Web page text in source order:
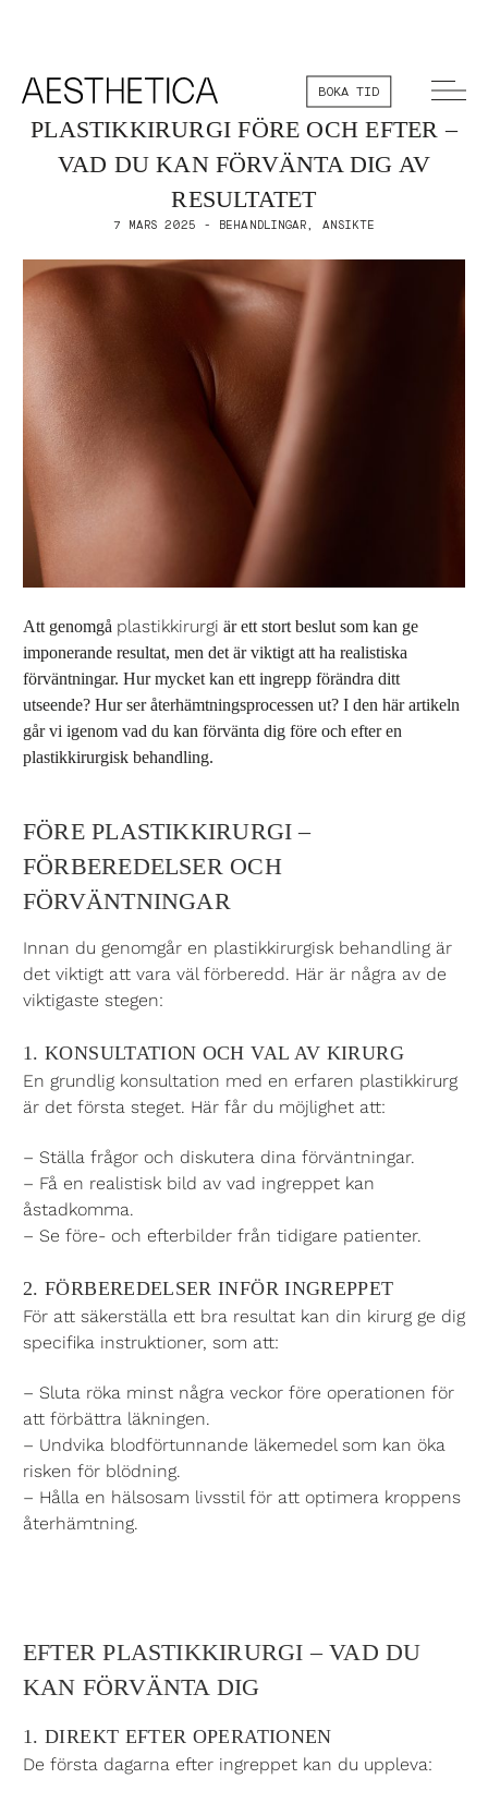
BOKA TID
PLASTIKKIRURGI FÖRE OCH EFTER –
VAD DU KAN FÖRVÄNTA DIG AV
RESULTATET
7 MARS 2025 - BEHANDLINGAR, ANSIKTE
Att genomgå plastikkirurgi är ett stort beslut som kan ge
imponerande resultat, men det är viktigt att ha realistiska
förväntningar. Hur mycket kan ett ingrepp förändra ditt
utseende? Hur ser återhämtningsprocessen ut? I den här artikeln
går vi igenom vad du kan förvänta dig före och efter en
plastikkirurgisk behandling.
FÖRE PLASTIKKIRURGI –
FÖRBEREDELSER OCH
FÖRVÄNTNINGAR
Innan du genomgår en plastikkirurgisk behandling är
det viktigt att vara väl förberedd. Här är några av de
viktigaste stegen:
1. KONSULTATION OCH VAL AV KIRURG
En grundlig konsultation med en erfaren plastikkirurg
är det första steget. Här får du möjlighet att:
– Ställa frågor och diskutera dina förväntningar.
– Få en realistisk bild av vad ingreppet kan
åstadkomma.
– Se före- och efterbilder från tidigare patienter.
2. FÖRBEREDELSER INFÖR INGREPPET
För att säkerställa ett bra resultat kan din kirurg ge dig
specifika instruktioner, som att:
– Sluta röka minst några veckor före operationen för
att förbättra läkningen.
– Undvika blodförtunnande läkemedel som kan öka
risken för blödning.
– Hålla en hälsosam livsstil för att optimera kroppens
återhämtning.
EFTER PLASTIKKIRURGI – VAD DU
KAN FÖRVÄNTA DIG
1. DIREKT EFTER OPERATIONEN
De första dagarna efter ingreppet kan du uppleva: